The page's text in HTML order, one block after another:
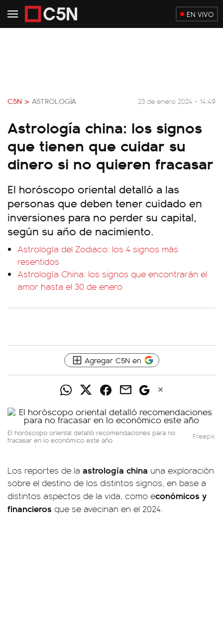
EN VIVO
C5N > ASTROLOGÍA 23 de enero 2024 - 14:49
Astrología china: los signos
que tienen que cuidar su
dinero si no quieren fracasar
El horóscopo oriental detalló a las
personas que deben tener cuidado en
inversiones para no perder su capital,
según su año de nacimiento.
Astrología del Zodiaco: los 4 signos más
resentidos
Astrología China: los signos que encontrarán el
amor hasta el 30 de enero
Agregar C5N en
El horóscopo oriental detalló recomendaciones para no
fracasar en lo económico este año Freepik
Los reportes de la astrología china una exploración
sobre el destino de los distintos signos, en base a
distintos aspectos de la vida, como económicos y
financieros que se avecinan en el 2024.